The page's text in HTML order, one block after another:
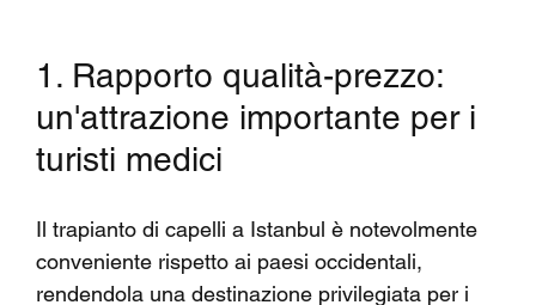
1. Rapporto qualità-prezzo:
un'attrazione importante per i
turisti medici
Il trapianto di capelli a Istanbul è notevolmente
conveniente rispetto ai paesi occidentali,
rendendola una destinazione privilegiata per i